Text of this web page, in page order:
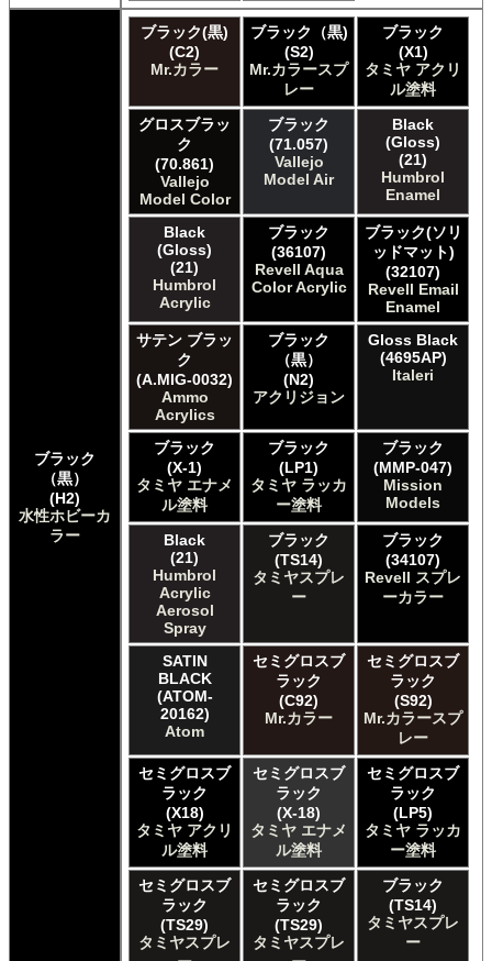
Games Workshop Limited Citadelカラー
Games Workshop Limited 先Citadel カラー
HATAKA HOBBY Hataka
Humbrol - Hornby Hobbies Humbrol Acrylic
Humbrol of Hornby Hobbies Humbrol Enamel
ICM ICM Paints
Lifecolor Lifecolor
Meng Meng Color
Mig Jimenez Ammo Acrylics
Mig Jimenez Atom
Mission Models Mission Models
Mr. Paint MRP Mr Paint Products
Repear Miniatures Master Series
Revell of Germany Revell Aqua Color Acrylic
Revell of Germany Revell Email Enamel
Revell of Germany Revell スプレーカラー
Testors of Rust-Oleum Group Testors Model Master
Testors of Rust-Oleum Group Testors Model Master
Enamel
The Army Painter Army Painter
The Army Painter Speedpaint
The Army Painter Warpaints Air
The Army Painter Warpaints Fanatic
The Scale Modellers Supply Master Series Paints Bones
The Scale Modellers Supply SMS
Xtracolor Xtracolor
ガイアノーツ ガイア エナメル カラー
ガイアノーツ ガイアカラー
タミヤ タミヤ アクリル塗料
タミヤ タミヤ アクリル塗料 (フラット)
タミヤ タミヤ エアーモデルスプレー
タミヤ タミヤ エナメル塗料
タミヤ タミヤ トップコート/サーフェイサー/プライマー
タミヤ タミヤ ラッカー塗料
タミヤ タミヤスプレー
タミヤ タミヤスプレー
タミヤ タミヤスプレーAS
ＧＳＩクレオス Master Series Paints Pathfinder
ＧＳＩクレオス Mr.カラー
ＧＳＩクレオス Mr.カラー GX
ＧＳＩクレオス Mr.カラー 色ノ源
ブラック
（黒）
(H2)
水性ホビーカ
ラー
ブラック(黒)
(C2)
Mr.カラー
ブラック（黒)
(S2)
Mr.カラースプ
レー
ブラック
(X1)
タミヤ アクリ
ル塗料
グロスブラッ
ク
(70.861)
Vallejo
Model Color
ブラック
(71.057)
Vallejo
Model Air
Black
(Gloss)
(21)
Humbrol
Enamel
Black
(Gloss)
(21)
Humbrol
Acrylic
ブラック
(36107)
Revell Aqua
Color Acrylic
ブラック(ソリ
ッドマット)
(32107)
Revell Email
Enamel
サテン ブラッ
ク
(A.MIG-0032)
Ammo
Acrylics
ブラック
（黒）
(N2)
アクリジョン
Gloss Black
(4695AP)
Italeri
ブラック
(X-1)
タミヤ エナメ
ル塗料
ブラック
(LP1)
タミヤ ラッカ
ー塗料
ブラック
(MMP-047)
Mission
Models
Black
(21)
Humbrol
Acrylic
Aerosol
Spray
ブラック
(TS14)
タミヤスプレ
ー
ブラック
(34107)
Revell スプレ
ーカラー
SATIN
BLACK
(ATOM-
20162)
Atom
セミグロスブ
ラック
(C92)
Mr.カラー
セミグロスブ
ラック
(S92)
Mr.カラースプ
レー
セミグロスブ
ラック
(X18)
タミヤ アクリ
ル塗料
セミグロスブ
ラック
(X-18)
タミヤ エナメ
ル塗料
セミグロスブ
ラック
(LP5)
タミヤ ラッカ
ー塗料
セミグロスブ
ラック
(TS29)
タミヤスプレ
セミグロスブ
ラック
(TS29)
タミヤスプレ
ブラック
(TS14)
タミヤスプレ
ー